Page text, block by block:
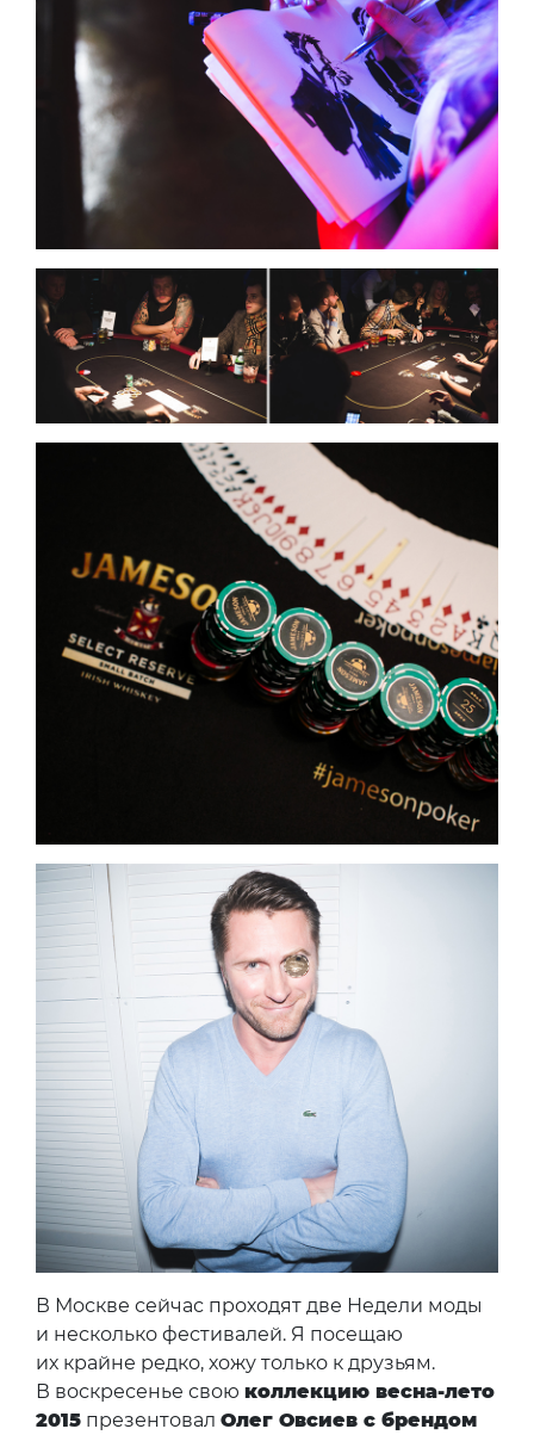
В Москве сейчас проходят две Недели моды
и несколько фестивалей. Я посещаю
их крайне редко, хожу только к друзьям.
В воскресенье свою коллекцию весна-лето
2015 презентовал Олег Овсиев с брендом